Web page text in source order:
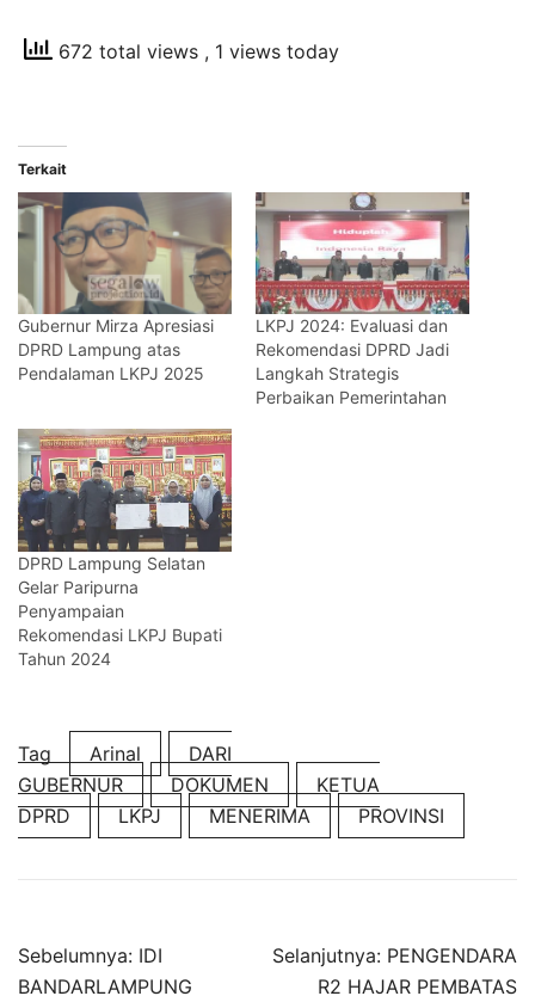
672 total views , 1 views today
Terkait
Gubernur Mirza Apresiasi
DPRD Lampung atas
Pendalaman LKPJ 2025
LKPJ 2024: Evaluasi dan
Rekomendasi DPRD Jadi
Langkah Strategis
Perbaikan Pemerintahan
DPRD Lampung Selatan
Gelar Paripurna
Penyampaian
Rekomendasi LKPJ Bupati
Tahun 2024
Tag Arinal
DARI
GUBERNUR
DOKUMEN
KETUA
DPRD
LKPJ MENERIMA PROVINSI
Navigasi
pos
Sebelumnya: IDI
BANDARLAMPUNG
Selanjutnya: PENGENDARA
R2 HAJAR PEMBATAS